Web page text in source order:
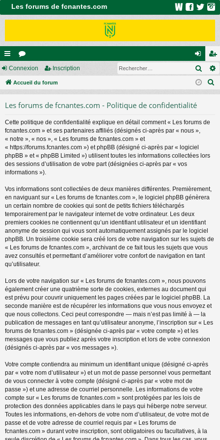
Les forums de fcnantes.com
ac
co
s
or
u
on
ne
ns
cri
Connexion Inscription
Accueil du forum
Les forums de fcnantes.com - Politique de confidentialité
Cette politique de confidentialité explique en détail comment « Les forums de
fcnantes.com » et ses partenaires affiliés (désignés ci-après par « nous »,
« notre », « nos », « Les forums de fcnantes.com » et
« https://forums.fcnantes.com ») et phpBB (désigné ci-après par « logiciel
phpBB » et « phpBB Limited ») utilisent toutes les informations collectées lors
des sessions d’utilisation de votre part (désignées ci-après par « vos
informations »).
Vos informations sont collectées de deux manières différentes. Premièrement,
en naviguant sur « Les forums de fcnantes.com », le logiciel phpBB génèrera
un certain nombre de cookies qui sont de petits fichiers téléchargés
temporairement par le navigateur internet de votre ordinateur. Les deux
premiers cookies ne contiennent qu’un identifiant utilisateur et un identifiant
anonyme de session qui vous sont automatiquement assignés par le logiciel
phpBB. Un troisième cookie sera créé lors de votre navigation sur les sujets de
« Les forums de fcnantes.com », archivant de ce fait tous les sujets que vous
avez consultés et permettant d’améliorer votre confort de navigation en tant
qu’utilisateur.
Lors de votre navigation sur « Les forums de fcnantes.com », nous pouvons
également créer une quatrième sorte de cookies, externes au document qui
est prévu pour couvrir uniquement les pages créées par le logiciel phpBB. La
seconde manière est de récupérer les informations que vous nous envoyez et
que nous collectons. Ceci peut correspondre — mais n’est pas limité à — la
publication de messages en tant qu’utilisateur anonyme, l’inscription sur « Les
forums de fcnantes.com » (désignée ci-après par « votre compte ») et les
messages que vous publiez après votre inscription et lors de votre connexion
(désignés ci-après par « vos messages »).
Votre compte contiendra au minimum un identifiant unique (désigné ci-après
par « votre nom d’utilisateur ») et un mot de passe personnel vous permettant
de vous connecter à votre compte (désigné ci-après par « votre mot de
passe ») et une adresse de courriel personnelle. Les informations de votre
compte sur « Les forums de fcnantes.com » sont protégées par les lois de
protection des données applicables dans le pays qui héberge notre serveur.
Toutes les informations, en-dehors de votre nom d’utilisateur, de votre mot de
passe et de votre adresse de courriel requis par « Les forums de
fcnantes.com » durant votre inscription, sont obligatoires ou facultatives, à la